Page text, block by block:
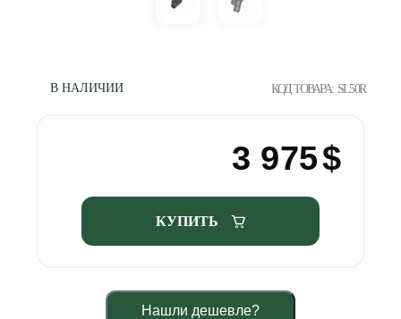
В НАЛИЧИИ КОД ТОВАРА: SL50R
3 975$
КУПИТЬ
Нашли дешевле?